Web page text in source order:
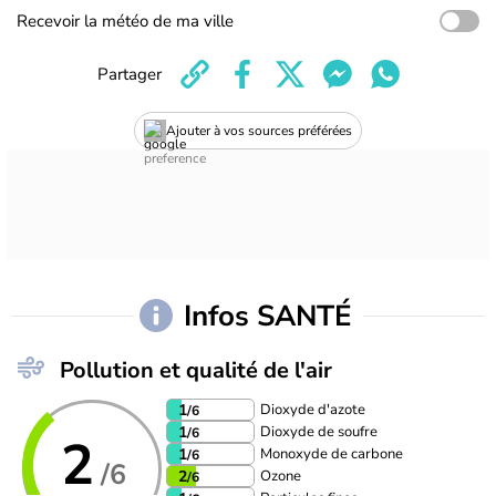
Recevoir la météo de ma ville
Ajouter à vos sources préférées
Partager
Infos SANTÉ
Pollution et qualité de l'air
2 /6
1/6 Dioxyde d'azote
1/6 Dioxyde de soufre
1/6 Monoxyde de carbone
2/6 Ozone